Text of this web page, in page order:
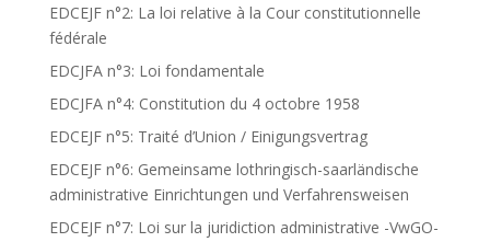
EDCEJF n°2: La loi relative à la Cour constitutionnelle
fédérale
EDCJFA n°3: Loi fondamentale
EDCJFA n°4: Constitution du 4 octobre 1958
EDCEJF n°5: Traité d’Union / Einigungsvertrag
EDCEJF n°6: Gemeinsame lothringisch-saarländische
administrative Einrichtungen und Verfahrensweisen
EDCEJF n°7: Loi sur la juridiction administrative -VwGO-